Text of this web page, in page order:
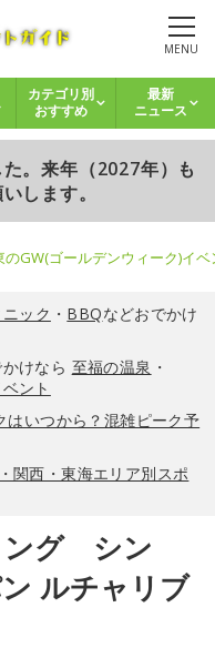
MENU
カテゴリ別
おすすめ
最新
ニュース
。来年（2027年）も
します。
のGW(ゴールデンウィーク)イ
ック ・ BBQなどおでかけ
けなら 至福の温泉 ・
ント
はいつから？混雑ピーク予
関西・東海エリア別スポ
ング シン
ルチャリブ